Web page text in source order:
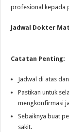
profesional kepada
Jadwal Dokter
Catatan Penting:
Jadwal di atas
Pastikan untuk
mengkonfirmasi
Sebaiknya buat
sakit.